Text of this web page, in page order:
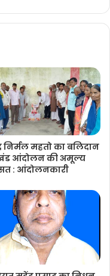
निर्मल महतो का बलिदान
आंदोलन की अमूल्य
: आंदोलनकारी